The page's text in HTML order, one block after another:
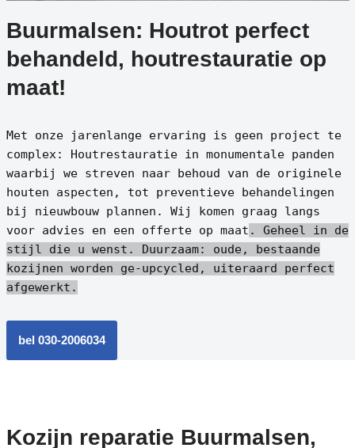
Buurmalsen: Houtrot perfect
behandeld, houtrestauratie op
maat!
Met onze jarenlange ervaring is geen project te
complex: Houtrestauratie in monumentale panden
waarbij we streven naar behoud van de originele
houten aspecten, tot preventieve behandelingen
bij nieuwbouw plannen. Wij komen graag langs
voor advies en een offerte op maat . Geheel in de
stijl die u wenst. Duurzaam: oude, bestaande
kozijnen worden ge-upcycled, uiteraard perfect
afgewerkt.
bel 030-2006034
Kozijn reparatie Buurmalsen,